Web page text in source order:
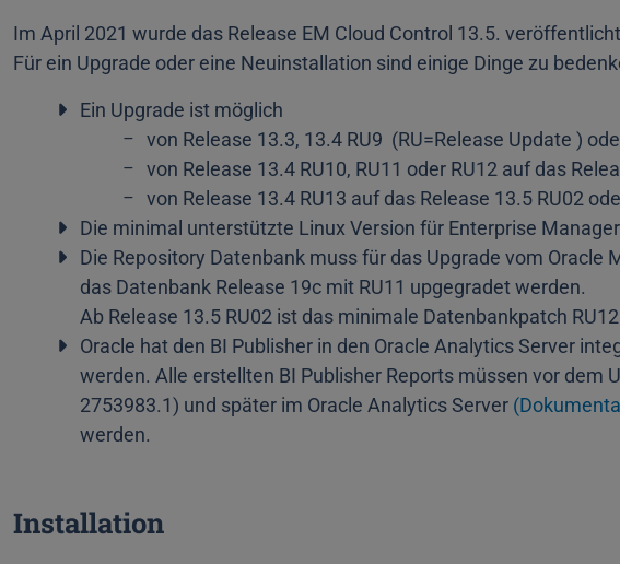
Im April 2021 wurde das Release EM Cloud Control 13.5.
Für ein Upgrade oder eine Neuinstallation sind einige Dinge zu
Ein Upgrade ist möglich
von Release 13.3, 13.4 RU9 (RU=Release Update )
von Release 13.4 RU10, RU11 oder RU12 auf das
von Release 13.4 RU13 auf das Release 13.5 RU02
Die minimal unterstützte Linux Version für Enterprise
Die Repository Datenbank muss für das Upgrade vom Oracle
das Datenbank Release 19c mit RU11 upgegradet werden.
Ab Release 13.5 RU02 ist das minimale Datenbankpatch
Oracle hat den BI Publisher in den Oracle Analytics Server
werden. Alle erstellten BI Publisher Reports müssen vor dem
2753983.1) und später im Oracle Analytics Server
werden.
Installation